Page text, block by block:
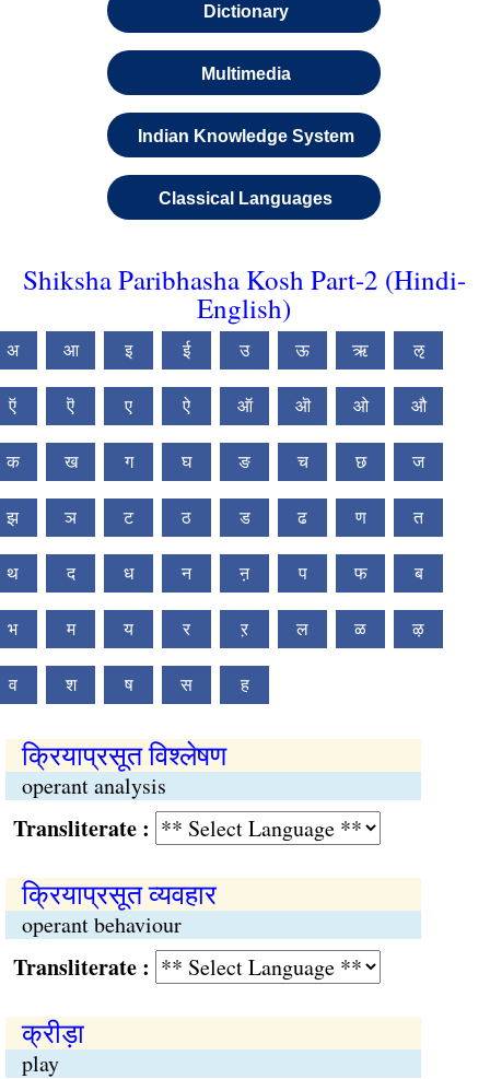
Dictionary
Multimedia
Indian Knowledge System
Classical Languages
Shiksha Paribhasha Kosh Part-2 (Hindi-
English)
अ आ इ ई उ ऊ ऋ ऌ
ऍ ऎ ए ऐ ऑ ऒ ओ औ
क ख ग घ ङ च छ ज
झ ञ ट ठ ड ढ ण त
थ द ध न ऩ प फ ब
भ म य र ऱ ल ळ ऴ
व श ष स ह
क्रियाप्रसूत विश्लेषण
operant analysis
:
क्रियाप्रसूत व्यवहार
operant behaviour
:
क्रीड़ा
play